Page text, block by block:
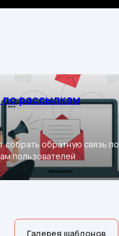
рассылкам
собрать обратную связь по
пользователей
Галерея шаблонов